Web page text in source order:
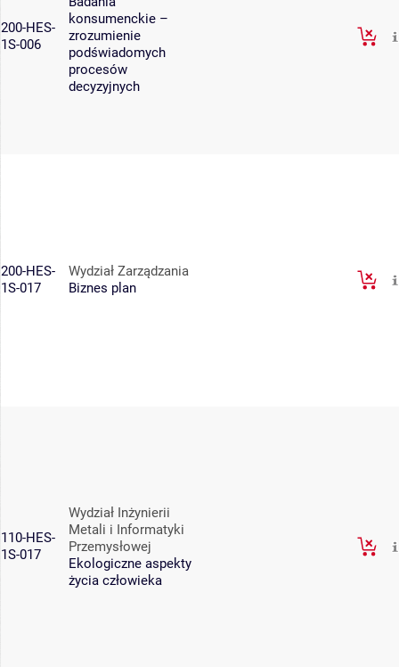
200-HES-
1S-006
konsumenckie –
zrozumienie
podświadomych
procesów
decyzyjnych
200-HES-
1S-017
Wydział Zarządzania
Biznes plan
110-HES-
1S-017
Wydział Inżynierii
Metali i Informatyki
Przemysłowej
Ekologiczne aspekty
życia człowieka